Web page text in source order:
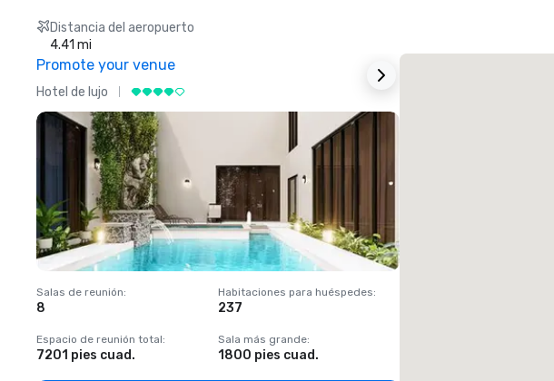
Distancia del aeropuerto
4.41 mi
Promote your venue
Hotel de lujo
Salas de reunión:
8
Habitaciones para huéspedes:
237
Espacio de reunión total:
7201 pies cuad.
Sala más grande:
1800 pies cuad.